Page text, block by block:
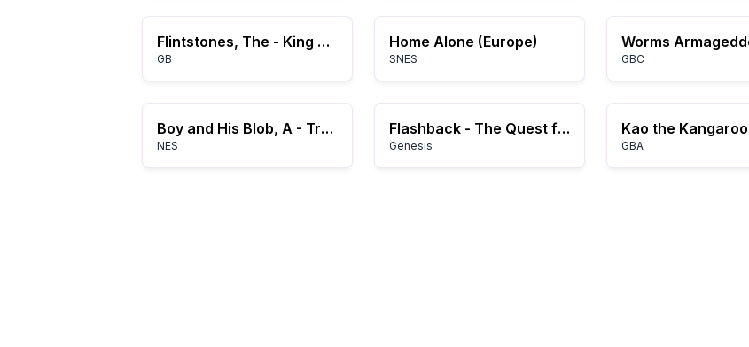
Flintstones, The - King Rock Treasure Island (USA, Europe)
GB
Home Alone (Europe)
SNES GBC
Boy and His Blob, A - Trouble on Blobolonia (Europe) (Rev A)
NES
Flashback - The Quest for Identity (USA) (Alt)
Genesis GBA